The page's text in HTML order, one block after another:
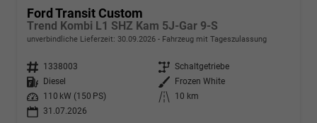
Ford Transit Custom
Trend Kombi L1 SHZ Kam 5J-Gar 9-S
unverbindliche Lieferzeit: 30.09.2026 Fahrzeug mit Tageszulassung
Fahrzeugnr. 1338003 Getriebe Schaltgetriebe
Kraftstoff
Diesel Außenfarbe
Frozen White
Leistung
110 kW (150 PS) Kilometerstand
10 km
31.07.2026